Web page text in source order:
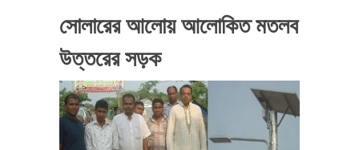
সোলারের আলোয় আলোকিত মতলব
উত্তরের সড়ক